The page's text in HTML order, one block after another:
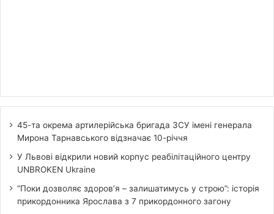
45-та окрема артилерійська бригада ЗСУ імені генерала
Мирона Тарнавського відзначає 10-річчя
У Львові відкрили новий корпус реабілітаційного центру
UNBROKEN Ukraine
“Поки дозволяє здоров’я – залишатимусь у строю”: історія
прикордонника Ярослава з 7 прикордонного загону